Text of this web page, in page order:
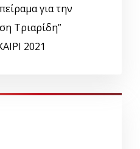
για την
Τριαρίδη”
2021